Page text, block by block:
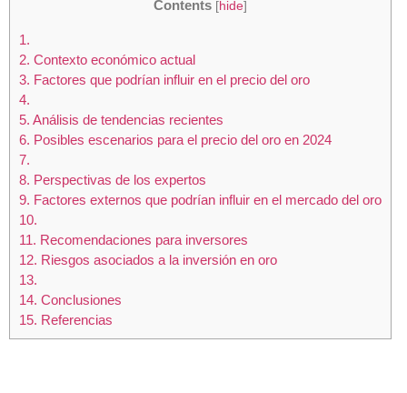
Contents [hide]
1.
2. Contexto económico actual
3. Factores que podrían influir en el precio del oro
4.
5. Análisis de tendencias recientes
6. Posibles escenarios para el precio del oro en 2024
7.
8. Perspectivas de los expertos
9. Factores externos que podrían influir en el mercado del oro
10.
11. Recomendaciones para inversores
12. Riesgos asociados a la inversión en oro
13.
14. Conclusiones
15. Referencias